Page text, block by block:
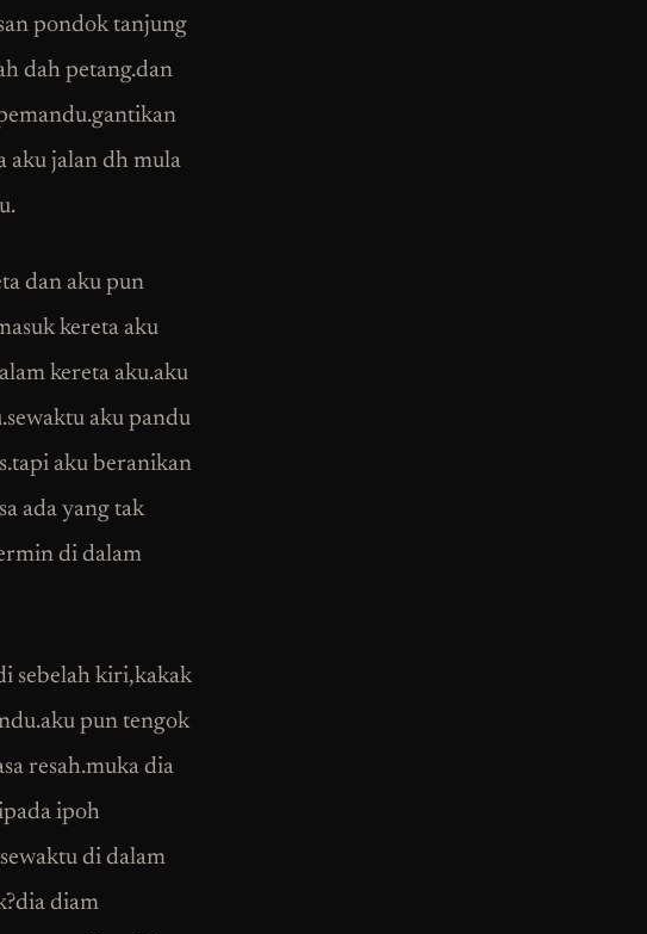
pondok tanjung
dah petang.dan
aku jalan dh mula
dan aku pun
kereta aku
kereta aku.aku
aku pandu
aku beranikan
ada yang tak
di dalam
sebelah kiri,kakak
pun tengok
resah.muka dia
ipoh
di dalam
diam